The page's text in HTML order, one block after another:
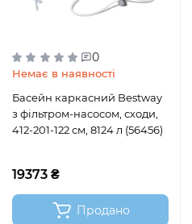
0
Немає в наявності
Басейн каркасний Bestway
з фільтром-насосом, сходи,
412-201-122 см, 8124 л (56456)
19373 ₴
Продано